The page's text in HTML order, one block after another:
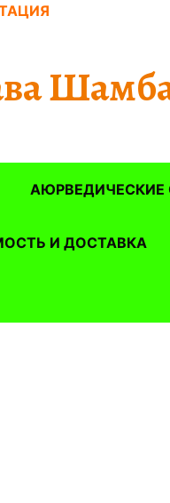
АЮРВЕДИЧЕСКИЕ
И ДОСТАВКА